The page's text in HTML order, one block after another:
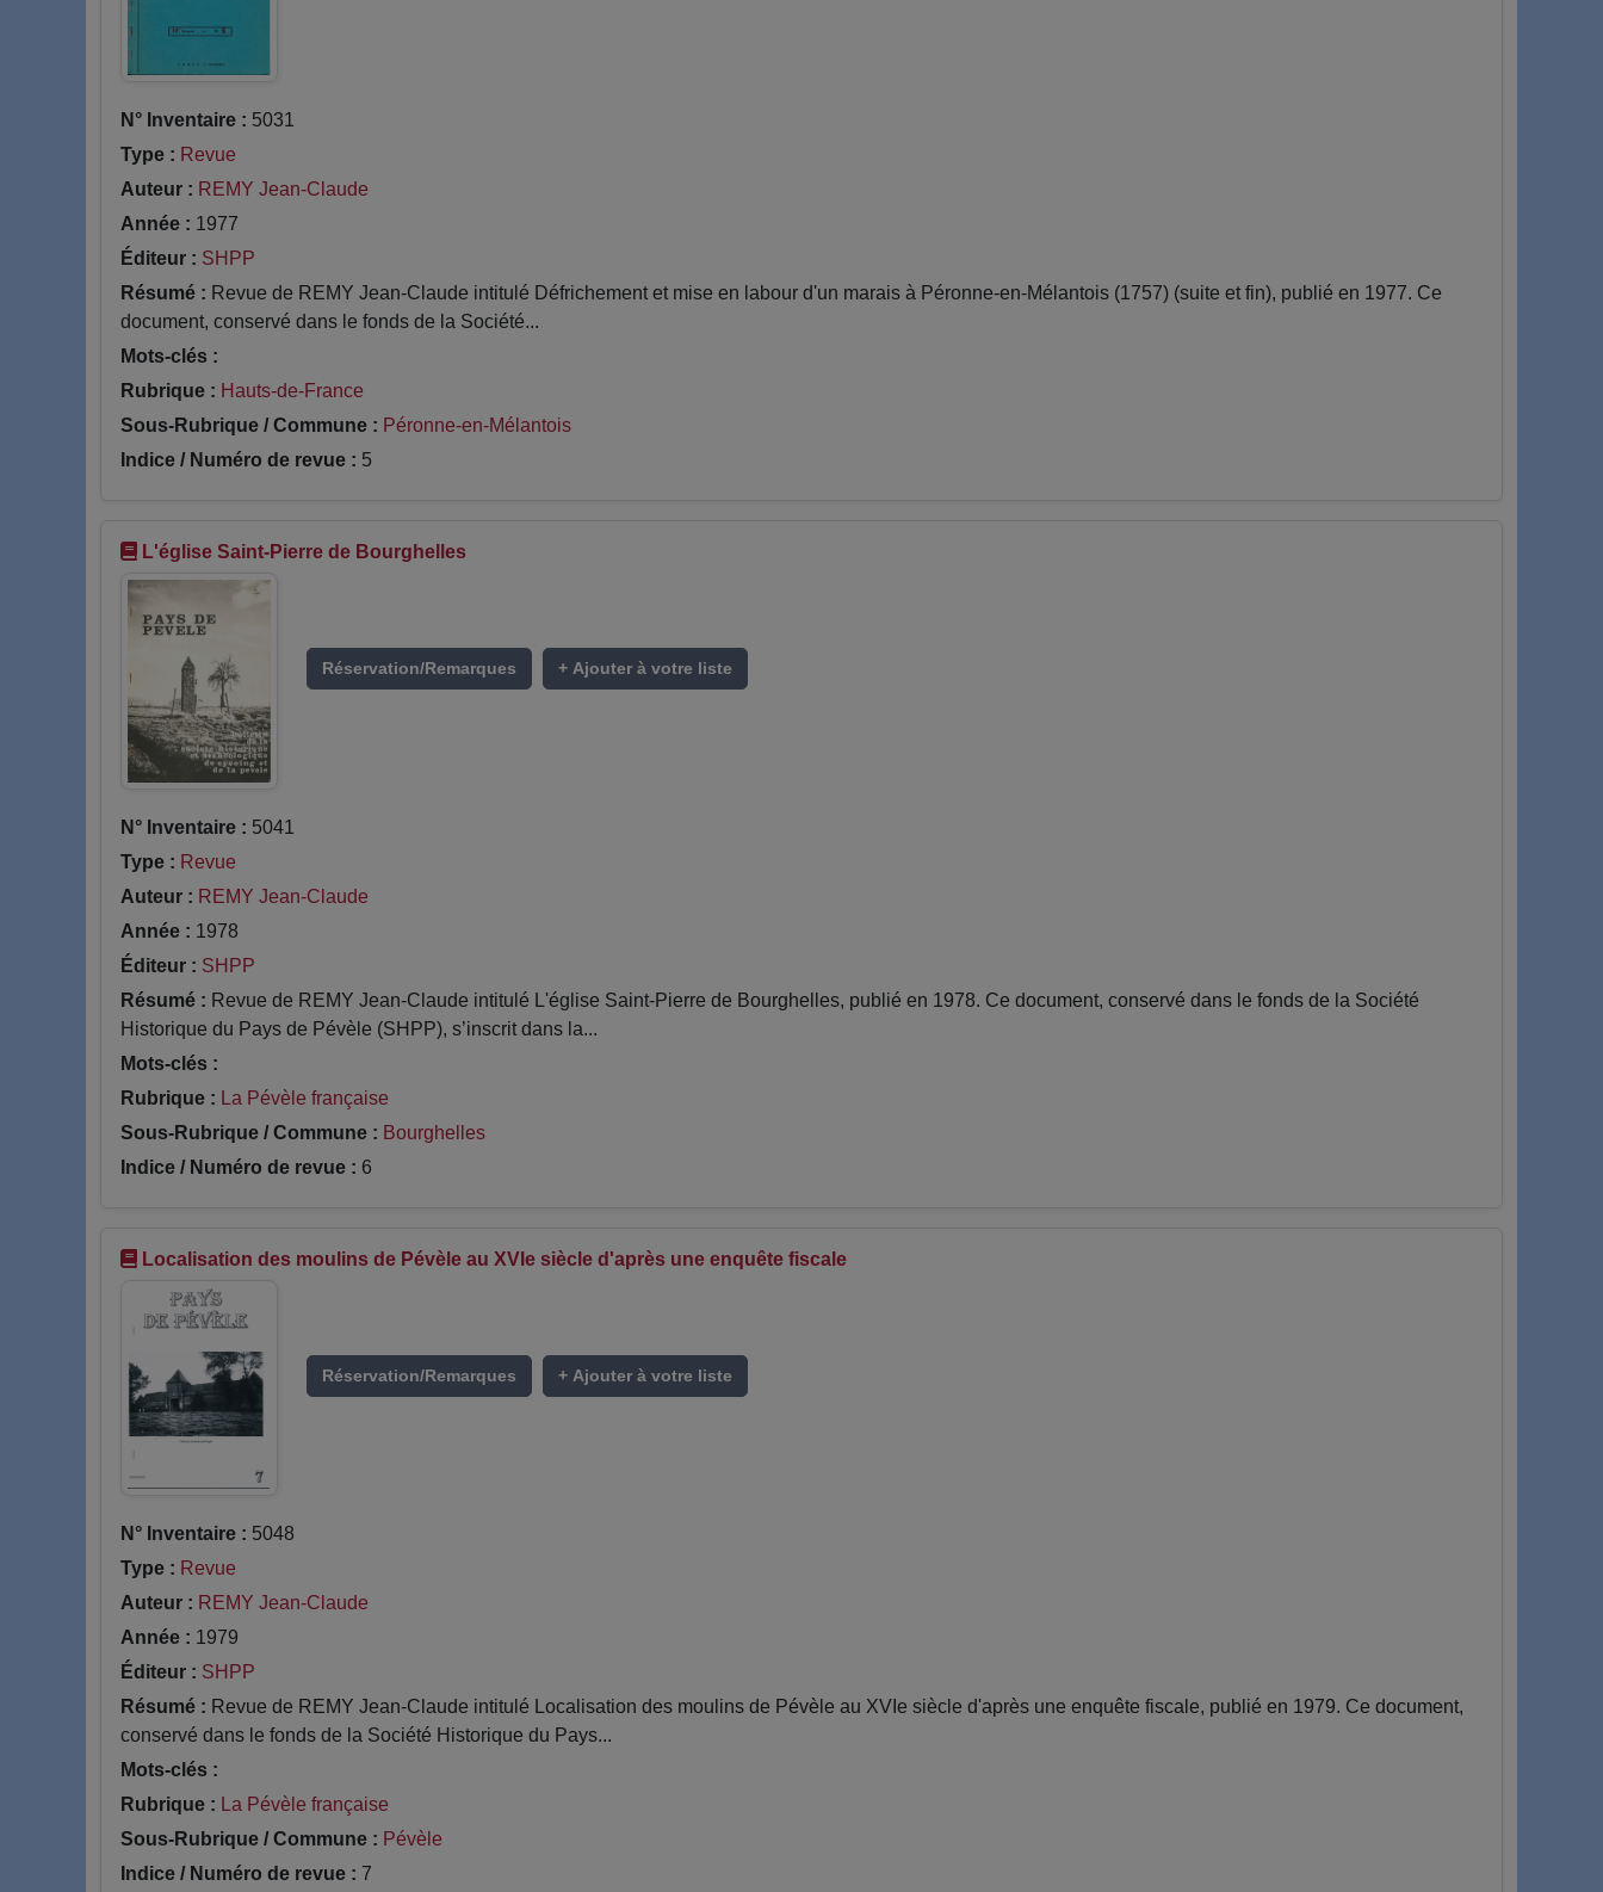
N° Inventaire : 5031
Type : Revue
Auteur : REMY Jean-Claude
Année : 1977
Éditeur : SHPP
Résumé : Revue de REMY Jean-Claude intitulé Défrichement et mise en labour d'un marais à Péronne-en-Mélantois (1757) (suite et fin), publié en 1977. Ce
document, conservé dans le fonds de la Société...
Mots-clés :
Rubrique : Hauts-de-France
Sous-Rubrique / Commune : Péronne-en-Mélantois
Indice / Numéro de revue : 5
L'église Saint-Pierre de Bourghelles
Réservation/Remarques + Ajouter à votre liste
N° Inventaire : 5041
Type : Revue
Auteur : REMY Jean-Claude
Année : 1978
Éditeur : SHPP
Résumé : Revue de REMY Jean-Claude intitulé L'église Saint-Pierre de Bourghelles, publié en 1978. Ce document, conservé dans le fonds de la Société
Historique du Pays de Pévèle (SHPP), s’inscrit dans la...
Mots-clés :
Rubrique : La Pévèle française
Sous-Rubrique / Commune : Bourghelles
Indice / Numéro de revue : 6
Localisation des moulins de Pévèle au XVIe siècle d'après une enquête fiscale
Réservation/Remarques + Ajouter à votre liste
N° Inventaire : 5048
Type : Revue
Auteur : REMY Jean-Claude
Année : 1979
Éditeur : SHPP
Résumé : Revue de REMY Jean-Claude intitulé Localisation des moulins de Pévèle au XVIe siècle d'après une enquête fiscale, publié en 1979. Ce document,
conservé dans le fonds de la Société Historique du Pays...
Mots-clés :
Rubrique : La Pévèle française
Sous-Rubrique / Commune : Pévèle
Indice / Numéro de revue : 7